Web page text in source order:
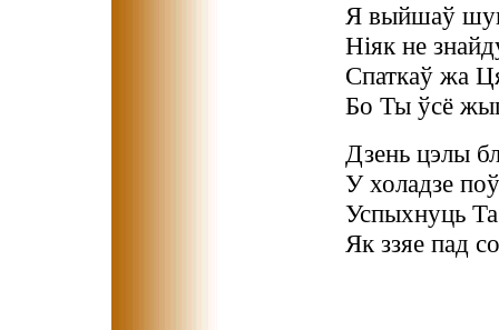
Я выйшаў
Ніяк не
Спаткаў жа
Бо Ты ўсё
Дзень цэлы
У холадзе
Успыхнуць
Як ззяе пад